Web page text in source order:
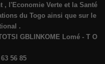
, l'Economie Verte et la Santé
du Togo ainsi que sur le
.
GBLINKOME Lomé - T O
56 85